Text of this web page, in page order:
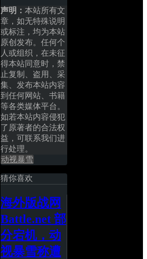
声明： 本站所有文
章，如无特殊说明
或标注，均为本站
原创发布。任何个
人或组织，在未征
得本站同意时，禁
止复制、盗用、采
集、发布本站内容
到任何网站、书籍
等各类媒体平台。
如若本站内容侵犯
了原著者的合法权
益，可联系我们进
行处理。
动视暴雪
猜你喜欢
海外版战网
Battle.net 部
分宕机，动
视暴雪称遭